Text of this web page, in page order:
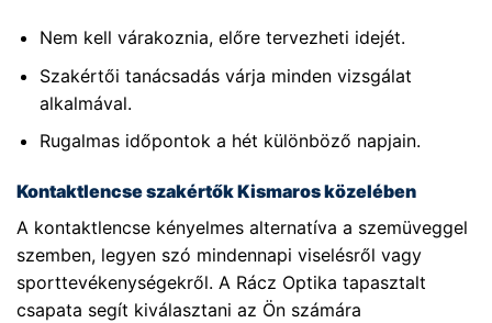
Nem kell várakoznia, előre tervezheti idejét.
Szakértői tanácsadás várja minden vizsgálat
alkalmával.
Rugalmas időpontok a hét különböző napjain.
Kontaktlencse szakértők Kismaros közelében
A kontaktlencse kényelmes alternatíva a szemüveggel
szemben, legyen szó mindennapi viselésről vagy
sporttevékenységekről. A Rácz Optika tapasztalt
csapata segít kiválasztani az Ön számára